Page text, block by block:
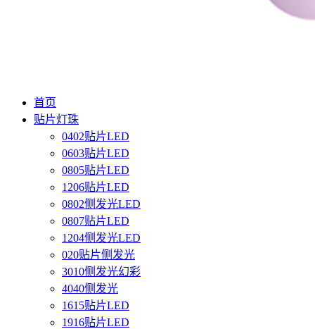
首页
贴片灯珠
0402贴片LED
0603贴片LED
0805贴片LED
1206贴片LED
0802侧发光LED
0807贴片LED
1204侧发光LED
020贴片侧发光
3010侧发光幻彩
4040侧发光
1615贴片LED
1916贴片LED